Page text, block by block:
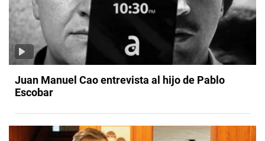
Juan Manuel Cao entrevista al hijo de Pablo
Escobar